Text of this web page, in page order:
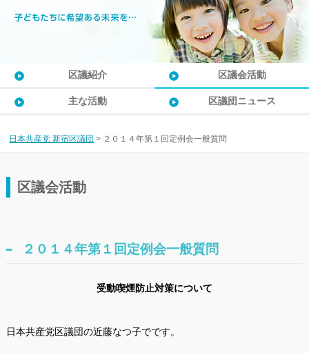
区議紹介 区議会活動
主な活動 区議団ニュース
日本共産党 新宿区議団 > ２０１４年第１回定例会一般質問
区議会活動
２０１４年第１回定例会一般質問
受動喫煙防止対策について
日本共産党区議団の近藤なつ子でです。